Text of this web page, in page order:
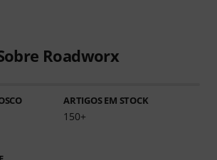
Roadworx
ARTIGOS EM STOCK
150+